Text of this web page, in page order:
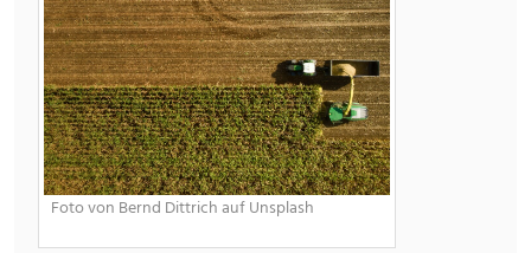
Foto von Bernd Dittrich auf Unsplash